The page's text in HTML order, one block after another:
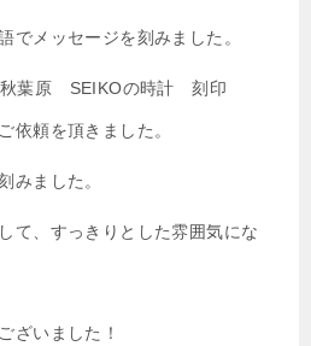
でメッセージを刻みました。
依頼を頂きました。
みました。
て、すっきりとした雰囲気にな
ざいました！